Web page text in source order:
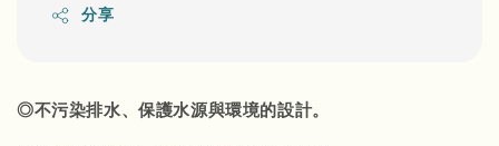
分享
◎不污染排水、保護水源與環境的設計。